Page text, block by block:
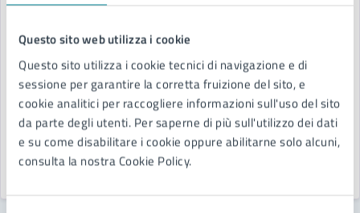
Questo sito web utilizza i cookie
Questo sito utilizza i cookie tecnici di navigazione e di
sessione per garantire la corretta fruizione del sito, e
cookie analitici per raccogliere informazioni sull'uso del sito
da parte degli utenti. Per saperne di più sull'utilizzo dei dati
e su come disabilitare i cookie oppure abilitarne solo alcuni,
consulta la nostra Cookie Policy.
Comuni Plastic Free, Jesolo cresce e conferma
La città ottiene anche in questa edizione il
prestigioso riconoscimento. L’amministrazione:
“Importante consolidare le buone pratiche,
pronti al traguardo della terza tartaruga”
LEGGI DI PIÙ